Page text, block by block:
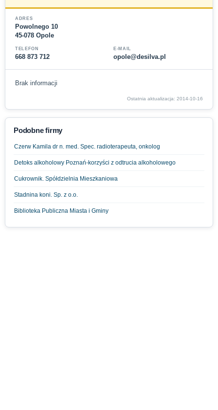
ADRES
Powolnego 10
45-078 Opole
TELEFON
668 873 712
E-MAIL
opole@desilva.pl
Brak informacji
Ostatnia aktualizacja: 2014-10-16
Podobne firmy
Czerw Kamila dr n. med. Spec. radioterapeuta, onkolog
Detoks alkoholowy Poznań-korzyści z odtrucia alkoholowego
Cukrownik. Spółdzielnia Mieszkaniowa
Stadnina koni. Sp. z o.o.
Biblioteka Publiczna Miasta i Gminy